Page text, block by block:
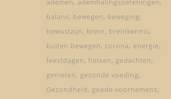
ademen ademhalingsoefeningen
balans bewegen
beweging
bewustzijn
brein
breinkennis
buiten bewegen
corona
energie
feestdagen fietsen
gedachten
genieten
gezonde voeding
Gezondheid
goede voornemens